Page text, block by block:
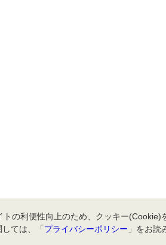
トの利便性向上のため、クッキー
ては、「プライバシーポリシー 」をお読